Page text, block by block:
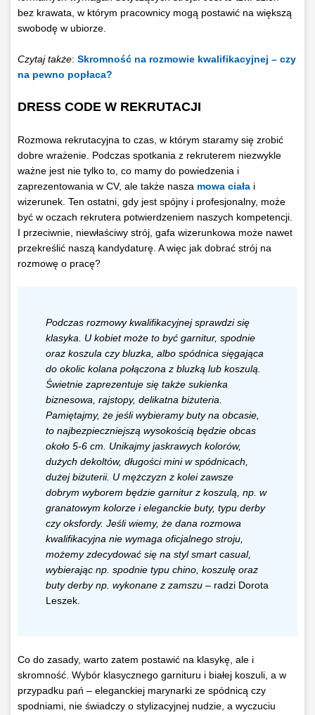
bez krawata, w którym pracownicy mogą postawić na większą
swobodę w ubiorze.
Czytaj także: Skromność na rozmowie kwalifikacyjnej – czy
na pewno popłaca?
DRESS CODE W REKRUTACJI
Rozmowa rekrutacyjna to czas, w którym staramy się zrobić
dobre wrażenie. Podczas spotkania z rekruterem niezwykle
ważne jest nie tylko to, co mamy do powiedzenia i
zaprezentowania w CV, ale także nasza mowa ciała i
wizerunek. Ten ostatni, gdy jest spójny i profesjonalny, może
być w oczach rekrutera potwierdzeniem naszych kompetencji.
I przeciwnie, niewłaściwy strój, gafa wizerunkowa może nawet
przekreślić naszą kandydaturę. A więc jak dobrać strój na
rozmowę o pracę?
Podczas rozmowy kwalifikacyjnej sprawdzi się
klasyka. U kobiet może to być garnitur, spodnie
oraz koszula czy bluzka, albo spódnica sięgająca
do okolic kolana połączona z bluzką lub koszulą.
Świetnie zaprezentuje się także sukienka
biznesowa, rajstopy, delikatna biżuteria.
Pamiętajmy, że jeśli wybieramy buty na obcasie,
to najbezpieczniejszą wysokością będzie obcas
około 5-6 cm. Unikajmy jaskrawych kolorów,
dużych dekoltów, długości mini w spódnicach,
dużej biżuterii. U mężczyzn z kolei zawsze
dobrym wyborem będzie garnitur z koszulą, np. w
granatowym kolorze i eleganckie buty, typu derby
czy oksfordy. Jeśli wiemy, że dana rozmowa
kwalifikacyjna nie wymaga oficjalnego stroju,
możemy zdecydować się na styl smart casual,
wybierając np. spodnie typu chino, koszulę oraz
buty derby np. wykonane z zamszu – radzi Dorota
Leszek.
Co do zasady, warto zatem postawić na klasykę, ale i
skromność. Wybór klasycznego garnituru i białej koszuli, a w
przypadku pań – eleganckiej marynarki ze spódnicą czy
spodniami, nie świadczy o stylizacyjnej nudzie, a wyczuciu